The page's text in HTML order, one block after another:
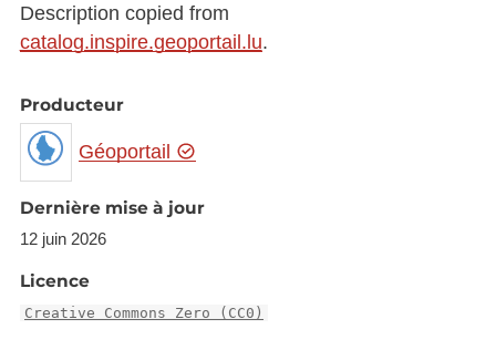
Description copied from
catalog.inspire.geoportail.lu.
Producteur
Géoportail
Dernière mise à jour
12 juin 2026
Licence
Creative Commons Zero (CC0)